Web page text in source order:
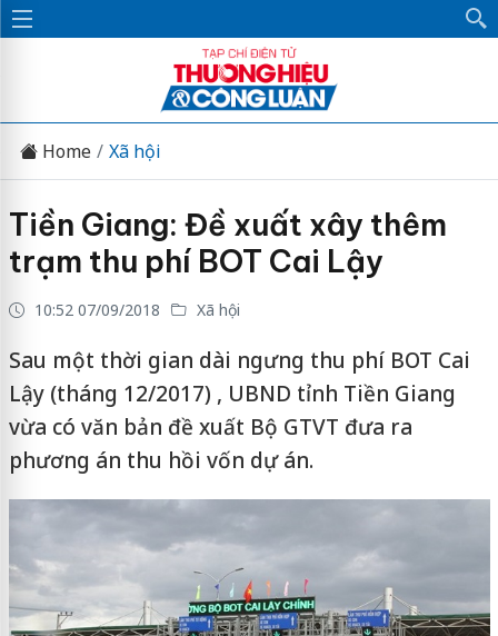
Home Xã hội
Tiền Giang: Đề xuất xây thêm
trạm thu phí BOT Cai Lậy
10:52 07/09/2018 Xã hội
Sau một thời gian dài ngưng thu phí BOT Cai
Lậy (tháng 12/2017) , UBND tỉnh Tiền Giang
vừa có văn bản đề xuất Bộ GTVT đưa ra
phương án thu hồi vốn dự án.